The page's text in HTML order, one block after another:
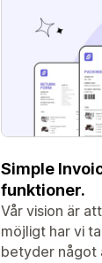
Simple
funktioner.
Vår vision är
möjligt har vi
betyder något